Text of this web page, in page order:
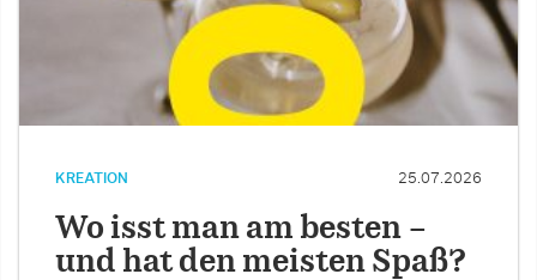
KREATION 25.07.2026
Wo isst man am besten –
und hat den meisten Spaß?